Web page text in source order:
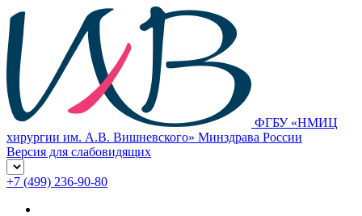
ФГБУ «НМИЦ
хирургии им. А.В. Вишневского» Минздрава России
Версия для слабовидящих
+7 (499) 236-90-80